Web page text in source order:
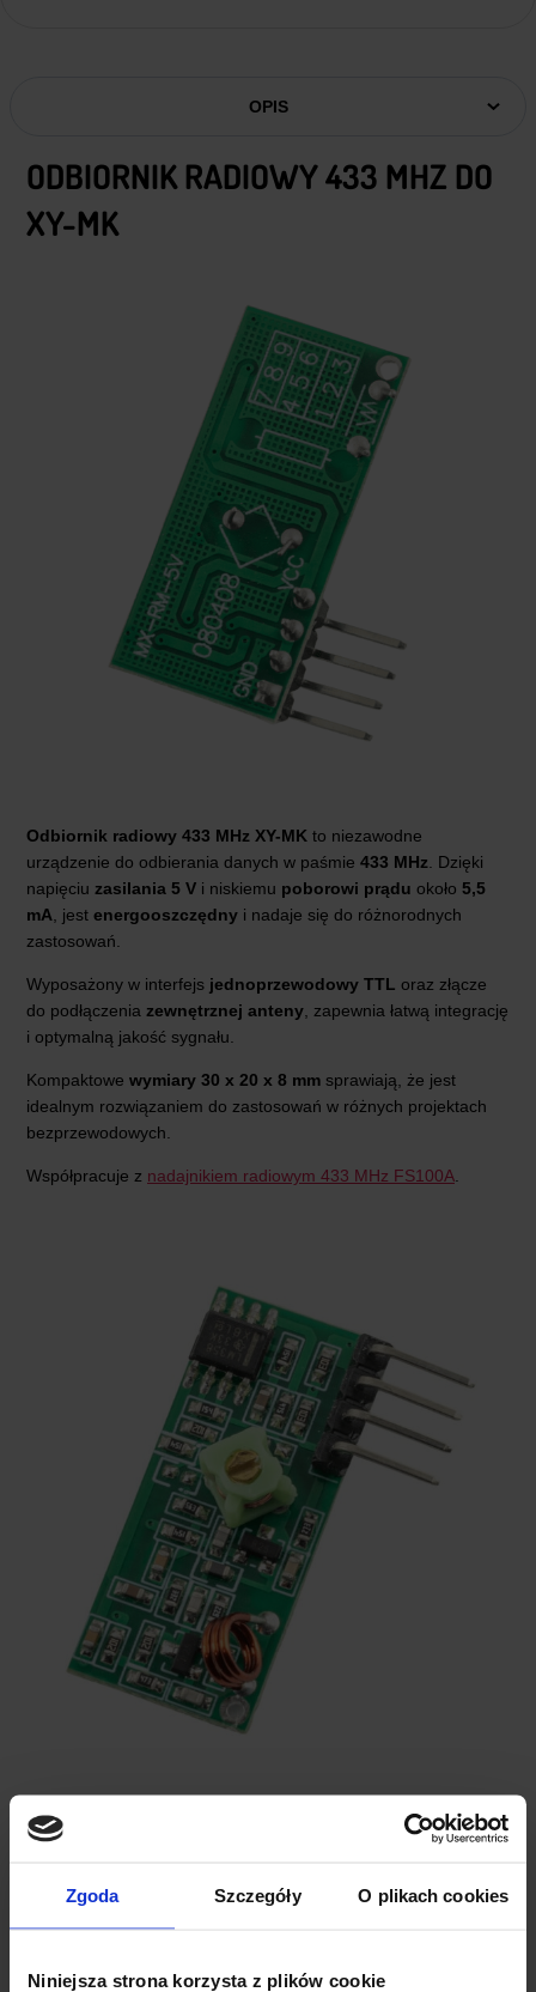
Zgoda Szczegóły O plikach cookies
Niniejsza strona korzysta z plików cookie
OPIS
ODBIORNIK RADIOWY 433 MHZ DO
XY-MK
Odbiornik radiowy 433 MHz XY-MK to niezawodne
urządzenie do odbierania danych w paśmie 433 MHz . Dzięki
napięciu zasilania 5 V i niskiemu poborowi prądu około 5,5
mA , jest energooszczędny i nadaje się do różnorodnych
zastosowań.
Wyposażony w interfejs jednoprzewodowy TTL oraz złącze
do podłączenia zewnętrznej anteny , zapewnia łatwą integrację
i optymalną jakość sygnału.
Kompaktowe wymiary 30 x 20 x 8 mm sprawiają, że jest
idealnym rozwiązaniem do zastosowań w różnych projektach
bezprzewodowych.
Współpracuje z nadajnikiem radiowym 433 MHz FS100A
SPECYFIKACJA TECHNICZNA
Napięcie zasilania:
5 V
Pobór prądu:Około 5,5 mA
Interfejs:Jednoprzewodowy TTL